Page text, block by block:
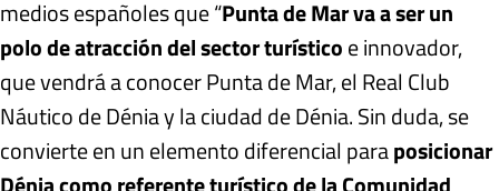
medios españoles que “Punta de Mar va a ser un
polo de atracción del sector turísticoe innovador,
que vendrá a conocer Punta de Mar, el Real Club
Náutico de Dénia y la ciudad de Dénia. Sin duda, se
convierte en un elemento diferencial paraposicionar